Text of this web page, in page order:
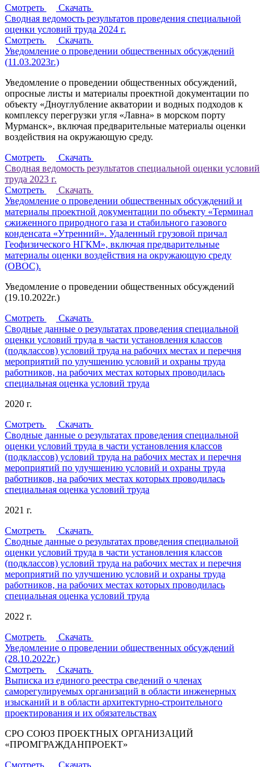
Смотреть
Скачать
Сводная ведомость результатов проведения специальной
оценки условий труда 2024 г.
Смотреть
Скачать
Уведомление о проведении общественных обсуждений
(11.03.2023г.)
Уведомление о проведении общественных обсуждений,
опросные листы и материалы проектной документации по
объекту «Дноуглубление акватории и водных подходов к
комплексу перегрузки угля «Лавна» в морском порту
Мурманск», включая предварительные материалы оценки
воздействия на окружающую среду.
Смотреть
Скачать
Сводная ведомость результатов специальной оценки условий
труда 2023 г.
Смотреть
Скачать
Уведомление о проведении общественных обсуждений и
материалы проектной документации по объекту «Терминал
сжиженного природного газа и стабильного газового
конденсата «Утренний». Удаленный грузовой причал
Геофизического НГКМ», включая предварительные
материалы оценки воздействия на окружающую среду
(ОВОС).
Уведомление о проведении общественных обсуждений
(19.10.2022г.)
Смотреть
Скачать
Сводные данные о результатах проведения специальной
оценки условий труда в части установления классов
(подклассов) условий труда на рабочих местах и перечня
мероприятий по улучшению условий и охраны труда
работников, на рабочих местах которых проводилась
специальная оценка условий труда
2020 г.
Смотреть
Скачать
Сводные данные о результатах проведения специальной
оценки условий труда в части установления классов
(подклассов) условий труда на рабочих местах и перечня
мероприятий по улучшению условий и охраны труда
работников, на рабочих местах которых проводилась
специальная оценка условий труда
2021 г.
Смотреть
Скачать
Сводные данные о результатах проведения специальной
оценки условий труда в части установления классов
(подклассов) условий труда на рабочих местах и перечня
мероприятий по улучшению условий и охраны труда
работников, на рабочих местах которых проводилась
специальная оценка условий труда
2022 г.
Смотреть
Скачать
Уведомление о проведении общественных обсуждений
(28.10.2022г.)
Смотреть
Скачать
Выписка из единого реестра сведений о членах
саморегулируемых организаций в области инженерных
изысканий и в области архитектурно-строительного
проектирования и их обязательствах
СРО СОЮЗ ПРОЕКТНЫХ ОРГАНИЗАЦИЙ
«ПРОМГРАЖДАНПРОЕКТ»
Смотреть
Скачать